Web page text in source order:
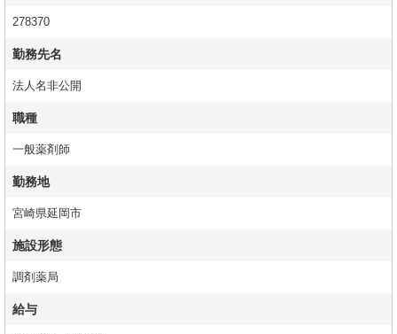
278370
勤務先名
法人名非公開
職種
一般薬剤師
勤務地
宮崎県延岡市
施設形態
調剤薬局
給与